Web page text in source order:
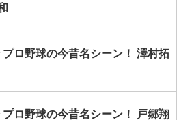
ロ野球の今昔名シーン！ 澤村拓
ロ野球の今昔名シーン！ 戸郷翔